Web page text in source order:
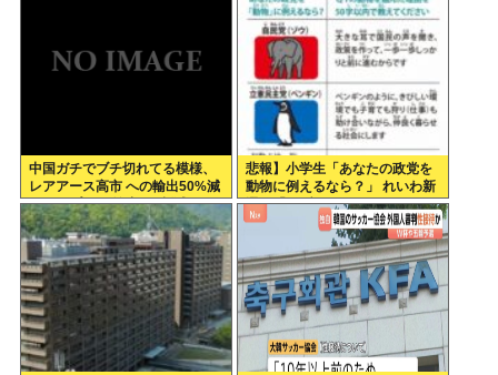
中国ガチでブチ切れてる模様、
レアアース高市 への輸出50%減
トランプ への輸出も3割減
悲報】小学生「あなたの政党を
動物に例えるなら？」 れいわ新
選組「」ブチッッ